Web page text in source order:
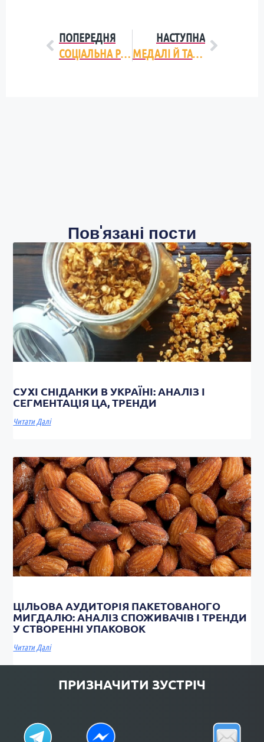
ПОПЕРЕДНЯ
СОЦІАЛЬНА РЕКЛАМА: ЯК НЕ ПОТРІБНО РОБИТИ
НАСТУПНА
МЕДАЛІ Й ТАЛІСМАНИ ОЛІМПІЙСЬКИХ ІГОР
Пов'язані пости
СУХІ СНІДАНКИ В УКРАЇНІ: АНАЛІЗ І
СЕГМЕНТАЦІЯ ЦА, ТРЕНДИ
Читати Далі
ЦІЛЬОВА АУДИТОРІЯ ПАКЕТОВАНОГО
МИГДАЛЮ: АНАЛІЗ СПОЖИВАЧІВ І ТРЕНДИ
У СТВОРЕННІ УПАКОВОК
Читати Далі
ПРИЗНАЧИТИ ЗУСТРІЧ